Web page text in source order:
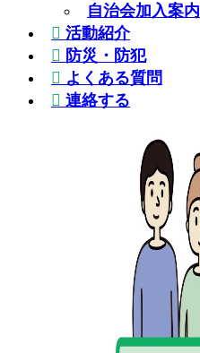
自治会加入案内
活動紹介
防災・防犯
よくある質問
連絡する